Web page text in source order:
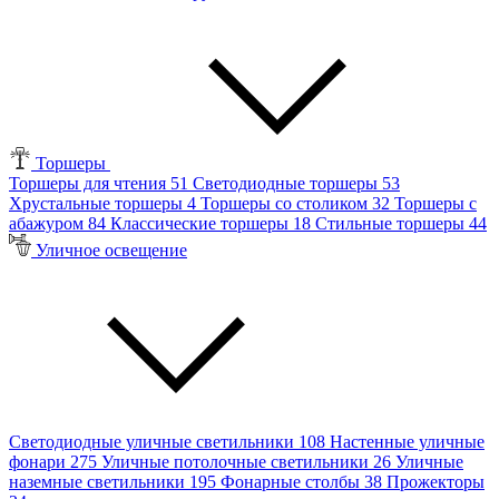
Торшеры
Торшеры для чтения 51 Светодиодные торшеры 53
Хрустальные торшеры 4 Торшеры со столиком 32 Торшеры с
абажуром 84 Классические торшеры 18 Стильные торшеры 44
Уличное освещение
Светодиодные уличные светильники 108 Настенные уличные
фонари 275 Уличные потолочные светильники 26 Уличные
наземные светильники 195 Фонарные столбы 38 Прожекторы